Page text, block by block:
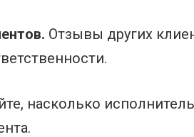
Отзывы других
насколько